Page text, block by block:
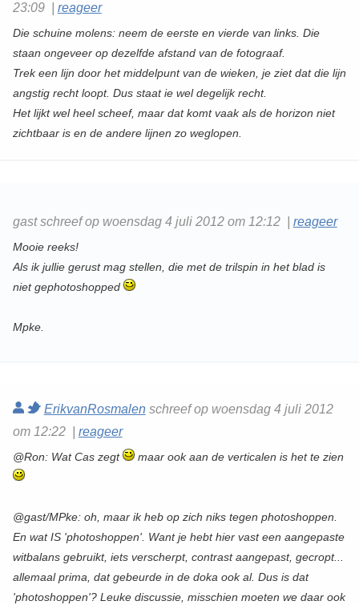
23:09 | reageer
Die schuine molens: neem de eerste en vierde van links. Die
staan ongeveer op dezelfde afstand van de fotograaf.
Trek een lijn door het middelpunt van de wieken, je ziet dat die lijn
angstig recht loopt. Dus staat ie wel degelijk recht.
Het lijkt wel heel scheef, maar dat komt vaak als de horizon niet
zichtbaar is en de andere lijnen zo weglopen.
gast schreef op woensdag 4 juli 2012 om 12:12 | reageer
Mooie reeks!
Als ik jullie gerust mag stellen, die met de trilspin in het blad is
niet gephotoshopped
Mpke.
ErikvanRosmalenschreef op woensdag 4 juli 2012
om 12:22 | reageer
@Ron: Wat Cas zegt maar ook aan de verticalen is het te zien
@gast/MPke: oh, maar ik heb op zich niks tegen photoshoppen.
En wat IS 'photoshoppen'. Want je hebt hier vast een aangepaste
witbalans gebruikt, iets verscherpt, contrast aangepast, gecropt...
allemaal prima, dat gebeurde in de doka ook al. Dus is dat
'photoshoppen'? Leuke discussie, misschien moeten we daar ook